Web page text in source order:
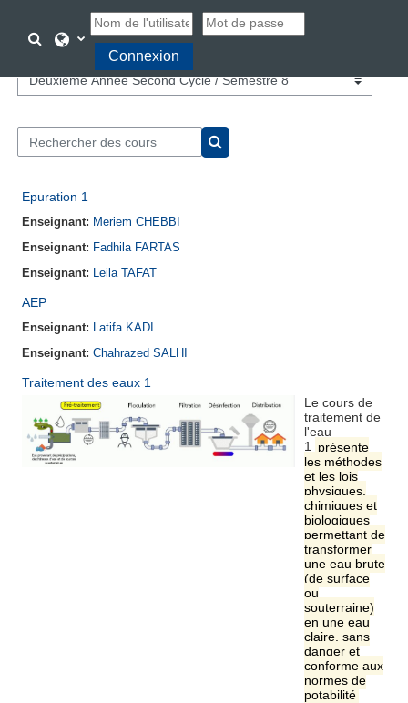
Activer/désactiver la saisie de recherche
Connexion
Catégories de cours
Rechercher des cours
Rechercher des cours
Epuration 1
Enseignant: Meriem CHEBBI
Enseignant: Fadhila FARTAS
Enseignant: Leila TAFAT
AEP
Enseignant: Latifa KADI
Enseignant:Chahrazed SALHI
Traitement des eaux 1
Le cours de
traitement de
l'eau
1 présente
les méthodes
et les lois
physiques,
chimiques et
biologiques
permettant de
transformer
une eau brute
(de surface
ou
souterraine)
en une eau
claire, sans
danger et
conforme aux
normes de
potabilité